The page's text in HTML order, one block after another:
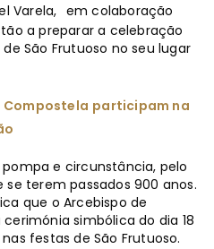
Varela, em colaboração
a preparar a celebração
São Frutuoso no seu lugar
Compostela participam na
e circunstância, pelo
terem passados 900 anos.
que o Arcebispo de
simbólica do dia 18
festas de São Frutuoso.